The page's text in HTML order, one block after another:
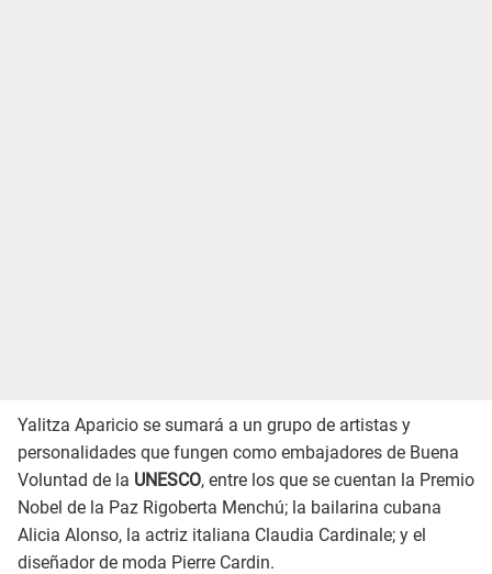
Yalitza Aparicio se sumará a un grupo de artistas y
personalidades que fungen como embajadores de Buena
Voluntad de la UNESCO, entre los que se cuentan la Premio
Nobel de la Paz Rigoberta Menchú; la bailarina cubana
Alicia Alonso, la actriz italiana Claudia Cardinale; y el
diseñador de moda Pierre Cardin.